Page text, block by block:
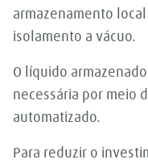
armazenamento
isolamento a vácuo.
O líquido
necessária por meio
automatizado.
Para reduzir o